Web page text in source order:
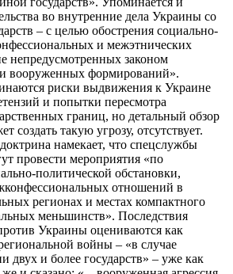
во внутренние дела Украины со
– с целью обострения социально-
и межэтнических
непредусмотренных законом
вооруженных формирований».
риски выдвижения к Украине
и попытки пересмотра
границ, но детальный обзор
создать такую угрозу, отсутствует.
намекает, что спецслужбы
провести мероприятия «по
политической обстановки,
отношений в
регионах и местах компактного
меньшинств». Последствия
Украины оцениваются как
войны – «в случае
двух и более государств» – уже как